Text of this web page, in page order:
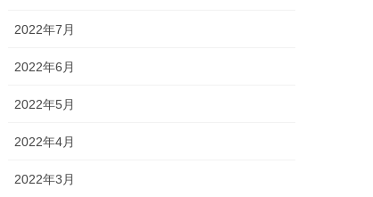
2022年7月
2022年6月
2022年5月
2022年4月
2022年3月